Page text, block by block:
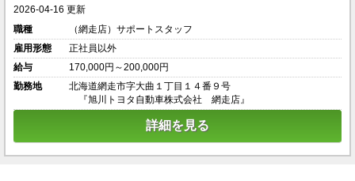
2026-04-16 更新
職種
（網走店）サポートスタッフ
雇用形態
正社員以外
給与
170,000円～200,000円
勤務地
北海道網走市字大曲１丁目１４番９号
『旭川トヨタ自動車株式会社 網走店』
詳細を見る